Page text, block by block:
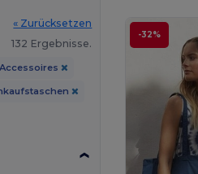
« Zurücksetzen
132 Ergebnisse.
-32%